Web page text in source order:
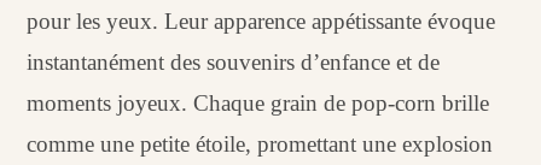
pour les yeux. Leur apparence appétissante évoque
instantanément des souvenirs d’enfance et de
moments joyeux. Chaque grain de pop-corn brille
comme une petite étoile, promettant une explosion